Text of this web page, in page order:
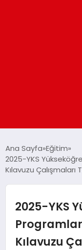
GÜNDEM
DÜNYA
EĞITIM
Ana Sayfa Eğitim
2025-YKS
Kılavuzu Çalışmaları
2025-YKS
Kılavuzu